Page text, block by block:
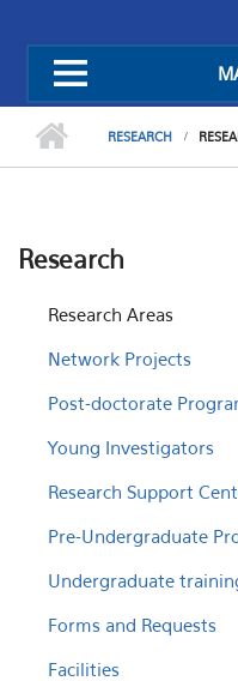
RESEARCH
Research
Research Areas
Network Projects
Post-doctorate
Young Investigators
Research Support
Pre-Undergraduate
Undergraduate
Forms and Requests
Facilities